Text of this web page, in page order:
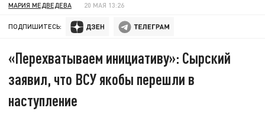
МАРИЯ МЕДВЕДЕВА 20 МАЯ 13:26
ПОДПИШИТЕСЬ:
«Перехватываем инициативу»: Сырский
заявил, что ВСУ якобы перешли в
наступление